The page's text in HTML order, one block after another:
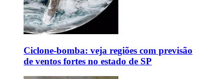
Ciclone-bomba: veja regiões com previsão
de ventos fortes no estado de SP